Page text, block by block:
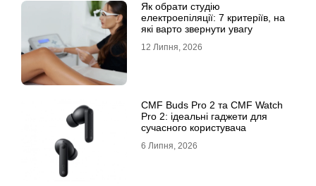
Як обрати студію
електроепіляції: 7 критеріїв, на
які варто звернути увагу
12 Липня, 2026
CMF Buds Pro 2 та CMF Watch
Pro 2: ідеальні гаджети для
сучасного користувача
6 Липня, 2026